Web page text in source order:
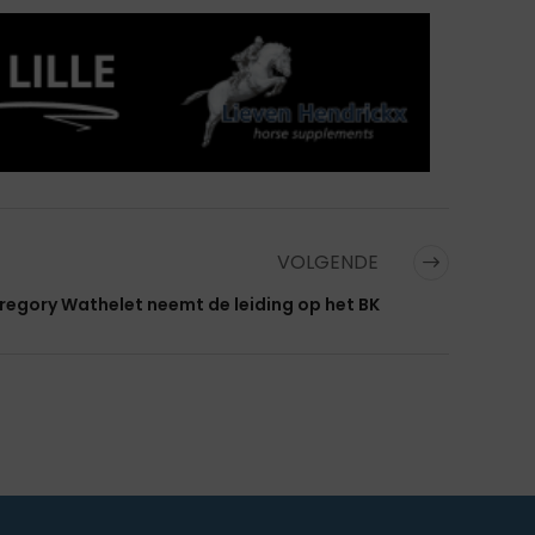
VOLGENDE
Wathelet neemt de leiding op het BK